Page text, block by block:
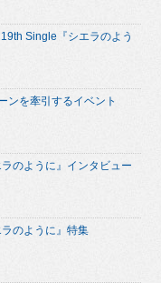
Single『シエラのよう
ンを牽引するイベント
のように』インタビュー
のように』特集